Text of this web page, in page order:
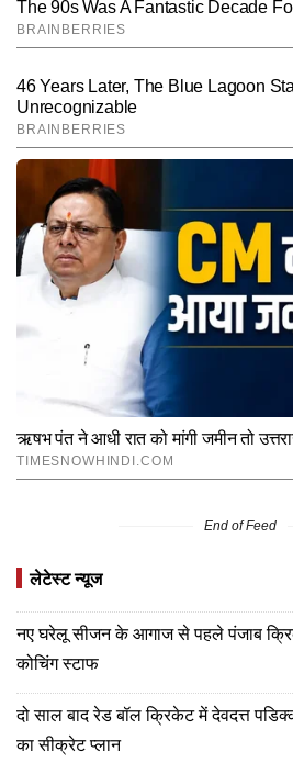
End of Feed
लेटेस्ट न्यूज
नए घरेलू सीजन के आगाज से पहले पंजाब
कोचिंग स्टाफ
दो साल बाद रेड बॉल क्रिकेट में देवदत्त
का सीक्रेट प्लान